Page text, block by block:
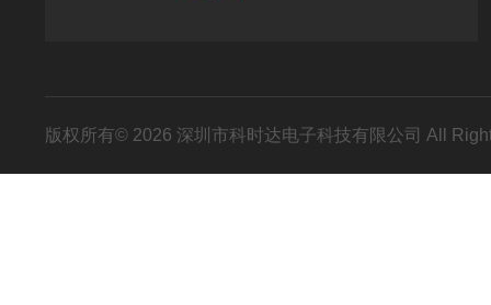
版权所有© 2026 深圳市科时达电子科技有限公司 All